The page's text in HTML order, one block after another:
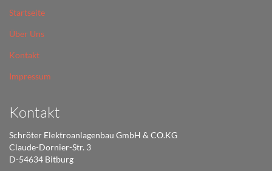
Startseite
Über Uns
Kontakt
Impressum
Kontakt
Schröter Elektroanlagenbau GmbH & CO.KG
Claude-Dornier-Str. 3
D-54634 Bitburg